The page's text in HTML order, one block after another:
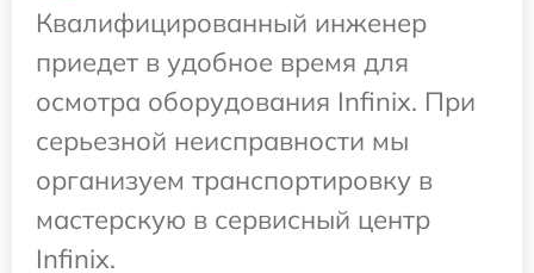
Квалифицированный инженер
приедет в удобное время для
осмотра оборудования Infinix. При
серьезной неисправности мы
организуем транспортировку в
мастерскую в сервисный центр
Infinix.